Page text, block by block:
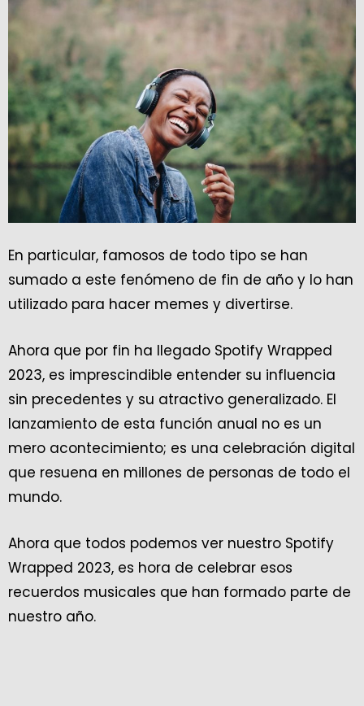
En particular, famosos de todo tipo se han
sumado a este fenómeno de fin de año y lo han
utilizado para hacer memes y divertirse.
Ahora que por fin ha llegado Spotify Wrapped
2023, es imprescindible entender su influencia
sin precedentes y su atractivo generalizado. El
lanzamiento de esta función anual no es un
mero acontecimiento; es una celebración digital
que resuena en millones de personas de todo el
mundo.
Ahora que todos podemos ver nuestro Spotify
Wrapped 2023, es hora de celebrar esos
recuerdos musicales que han formado parte de
nuestro año.